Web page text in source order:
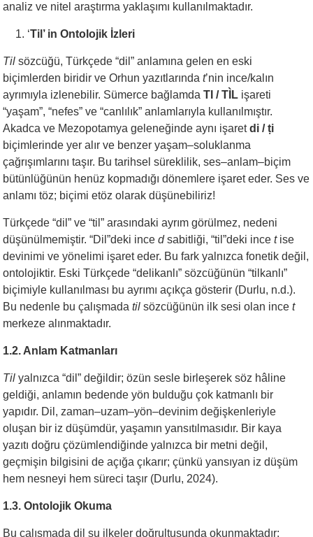
analiz ve nitel araştırma yaklaşımı kullanılmaktadır.
‘Til’ in Ontolojik İzleri
Til sözcüğü, Türkçede “dil” anlamına gelen en eski
biçimlerden biridir ve Orhun yazıtlarındat’nin ince/kalın
ayrımıyla izlenebilir. Sümerce bağlamdaTI / TÌL işareti
“yaşam”, “nefes” ve “canlılık” anlamlarıyla kullanılmıştır.
Akadca ve Mezopotamya geleneğinde aynı işaretdi / ṭi
biçimlerinde yer alır ve benzer yaşam–soluklanma
çağrışımlarını taşır. Bu tarihsel süreklilik, ses–anlam–biçim
bütünlüğünün henüz kopmadığı dönemlere işaret eder. Ses ve
anlamı töz; biçimi etöz olarak düşünebiliriz!
Türkçede “dil” ve “til” arasındaki ayrım görülmez, nedeni
düşünülmemiştir. “Dil”deki incedsabitliği, “til”deki incetise
devinimi ve yönelimi işaret eder. Bu fark yalnızca fonetik değil,
ontolojiktir. Eski Türkçede “delikanlı” sözcüğünün “tilkanlı”
biçimiyle kullanılması bu ayrımı açıkça gösterir (Durlu, n.d.).
Bu nedenle bu çalışmadatil sözcüğünün ilk sesi olan incet
merkeze alınmaktadır.
1.2. Anlam Katmanları
Til yalnızca “dil” değildir; özün sesle birleşerek söz hâline
geldiği, anlamın bedende yön bulduğu çok katmanlı bir
yapıdır. Dil, zaman–uzam–yön–devinim değişkenleriyle
oluşan bir iz düşümdür, yaşamın yansıtılmasıdır. Bir kaya
yazıtı doğru çözümlendiğinde yalnızca bir metni değil,
geçmişin bilgisini de açığa çıkarır; çünkü yansıyan iz düşüm
hem nesneyi hem süreci taşır (Durlu, 2024).
1.3. Ontolojik Okuma
Bu çalışmada dil şu ilkeler doğrultusunda okunmaktadır: